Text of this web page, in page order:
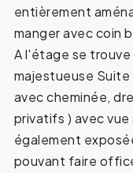
entièrement
manger avec coin
A l'étage se
majestueuse Suite
avec cheminée,
privatifs ) avec vue
également
pouvant faire